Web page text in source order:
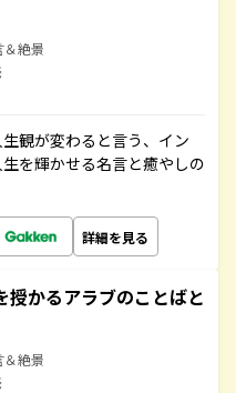
＆絶景
観が変わると言う、イン
を輝かせる名言と癒やしの
詳細を見る
授かるアラブのことばと
＆絶景